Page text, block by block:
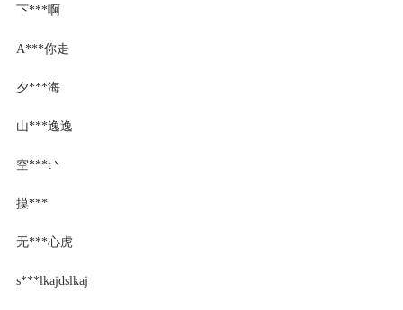
下***啊
A***你走
夕***海
山***逸逸
空***t丶
摸***
无***心虎
s***lkajdslkaj